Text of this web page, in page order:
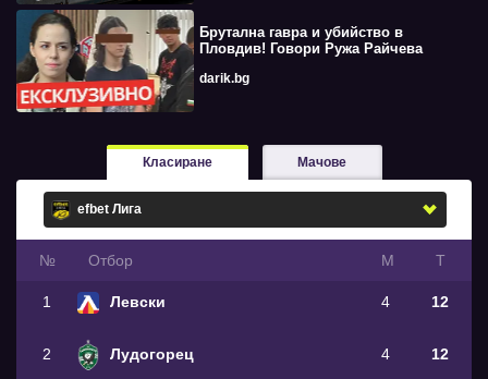
Брутална гавра и убийство в
Пловдив! Говори Ружа Райчева
darik.bg
Класиране Мачове
№ Oтбор М Т
1 Левски 4 12
2 Лудогорец 4 12